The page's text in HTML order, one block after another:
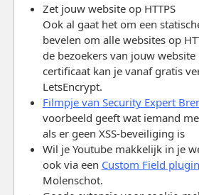
Zet jouw website op HTTPS
Ook al gaat het om een
bevelen om alle websites op
de bezoekers van jouw
certificaat kan je vanaf gratis
LetsEncrypt.
Filmpje van Security Expert
voorbeeld geeft wat iemand
als er geen XSS-beveiliging is
Wil je Youtube makkelijk in je
ook via een Custom Field plugin
Molenschot.